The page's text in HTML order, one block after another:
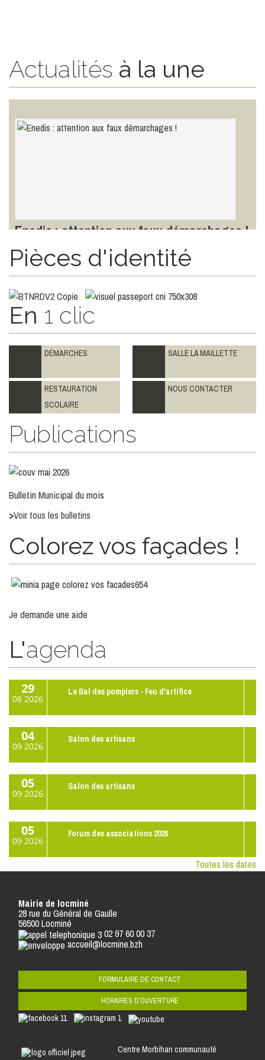
Actualités à la une
Enedis : attention aux faux démarchages !
Toutes les infos ici
Le plan canicule
Toutes les infos ici
Pièces d'identité
En 1 clic
DÉMARCHES SALLE LA MAILLETTE
RESTAURATION
SCOLAIRE
NOUS CONTACTER
Publications
Bulletin Municipal du mois
>Voir tous les bulletins
Colorez vos façades !
Je demande une aide
L'agenda
29
08 2026
Le Bal des pompiers - Feu d'artifice
04
09 2026
Salon des artisans
05
09 2026
Salon des artisans
05
09 2026
Forum des associations 2026
Toutes les dates
Mairie de locminé
28 rue du Général de Gaulle
56500 Locminé
02 97 60 00 37
accueil@locmine.bzh
FORMULAIRE DE CONTACT
HORAIRES D’OUVERTURE
Centre Morbihan communauté